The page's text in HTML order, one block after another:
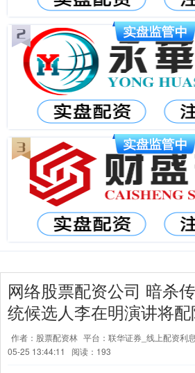
网络股票配资公司 暗杀
统候选人李在明演讲将
作者：股票配资林 平台：联华证券_线上配资利
05-25 13:44:11
阅读：193